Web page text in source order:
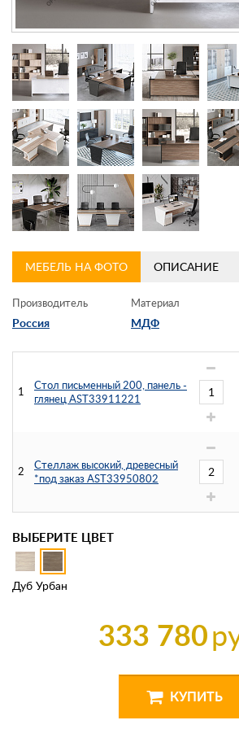
Заказать обратный звонок
МЕБЕЛЬ НА ФОТО ОПИСАНИЕ
Производитель
Россия
Материал
МДФ
1
Стол письменный 200, панель -
глянец AST33911221
2
Стеллаж высокий, древесный
*под заказ AST33950802
ВЫБЕРИТЕ ЦВЕТ
Дуб Урбан
333 780
КУПИТЬ